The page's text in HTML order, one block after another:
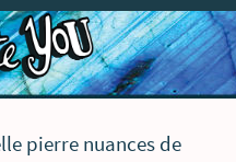
pierre nuances de